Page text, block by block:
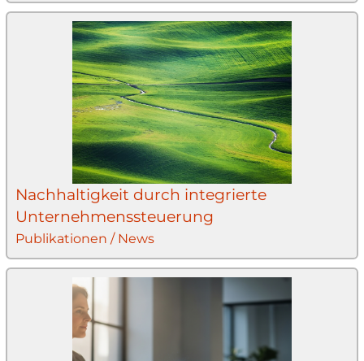
Nachhaltigkeit durch integrierte
Unternehmenssteuerung
Publikationen / News